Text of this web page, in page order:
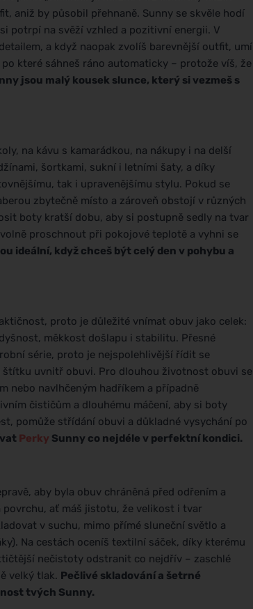
aniž by působil přehnaně. Sunny se skvěle hodí
potrpí na svěží vzhled a pozitivní energii. V
a když naopak zvolíš barevnější outfit, umí
které sáhneš ráno automaticky – protože víš, že
jsou malý kousek slunce, který si vezmeš s
na kávu s kamarádkou, na nákupy i na delší
šortkami, sukní i letními šaty, a díky
tak i upravenějšímu stylu. Pokud se
zbytečně místo a zároveň obstojí v různých
boty kratší dobu, aby si postupně sedly na tvar
proschnout při pokojové teplotě a vyhni se
ideální, když chceš být celý den v pohybu a
proto je důležité vnímat obuv jako celek:
měkkost došlapu i stabilitu. Přesné
série, proto je nejspolehlivější řídit se
uvnitř obuvi. Pro dlouhou životnost obuvi se
nebo navlhčeným hadříkem a případně
čističům a dlouhému máčení, aby si boty
pomůže střídání obuvi a důkladné vysychání po
Perky Sunny co nejdéle v perfektní kondici.
aby byla obuv chráněná před odřením a
ať máš jistotu, že velikost i tvar
v suchu, mimo přímé sluneční světlo a
Na cestách oceníš textilní sáček, díky kterému
nečistoty odstranit co nejdřív – zaschlé
velký tlak. Pečlivé skladování a šetrné
tvých Sunny.